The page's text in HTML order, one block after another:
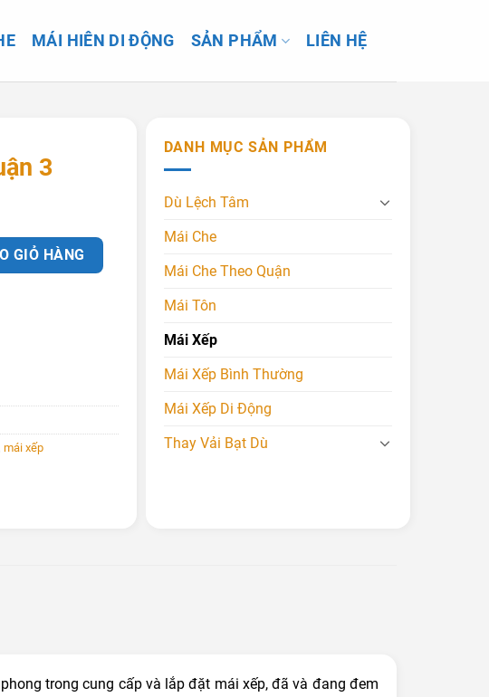
MÁI HIÊN DI ĐỘNG SẢN PHẨM LIÊN HỆ
3
GIỎ HÀNG
mái xếp
DANH MỤC SẢN PHẨM
Dù Lệch Tâm
Mái Che
Mái Che Theo Quận
Mái Tôn
Mái Xếp
Mái Xếp Bình Thường
Mái Xếp Di Động
Thay Vải Bạt Dù
trong cung cấp và lắp đặt mái xếp, đã và đang đem